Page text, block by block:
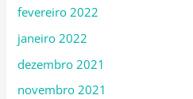
fevereiro 2022
janeiro 2022
dezembro 2021
novembro 2021